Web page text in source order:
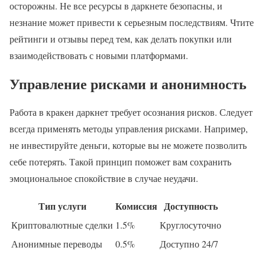
осторожны. Не все ресурсы в даркнете безопасны, и
незнание может привести к серьезным последствиям. Чтите
рейтинги и отзывы перед тем, как делать покупки или
взаимодействовать с новыми платформами.
Управление рисками и анонимность
Работа в кракен даркнет требует осознания рисков. Следует
всегда применять методы управления рисками. Например,
не инвестируйте деньги, которые вы не можете позволить
себе потерять. Такой принцип поможет вам сохранить
эмоциональное спокойствие в случае неудачи.
Тип услуги Комиссия Доступность
Криптовалютные сделки 1.5%
Круглосуточно
Анонимные переводы
0.5% Доступно 24/7